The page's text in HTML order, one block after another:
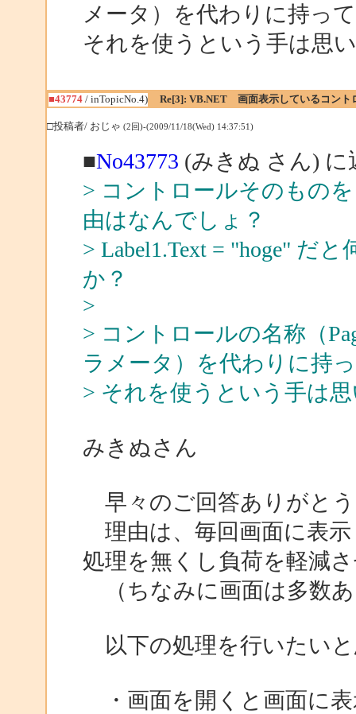
メータ）を代わりに持っ
それを使うという手は思
■43774/ inTopicNo.4) Re[3]: VB.NET 画面表示しているコント
□投稿者/ おじゃ (2回)-(2009/11/18(Wed) 14:37:51)
■No43773 (みきぬ さん) に
> コントロールそのもの
由はなんでしょ？
> Label1.Text = "hoge" だ
か？
>
> コントロールの名称（
ラメータ）を代わりに持
> それを使うという手は
みきぬさん
早々のご回答ありがと
理由は、毎回画面に表
処理を無くし負荷を軽減
（ちなみに画面は多数
以下の処理を行いたい
・画面を開くと画面に